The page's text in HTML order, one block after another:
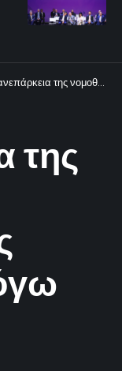
της νομοθεσίας απέναντι στις διακρίσεις λόγω φύλου και εθνότητας.
της